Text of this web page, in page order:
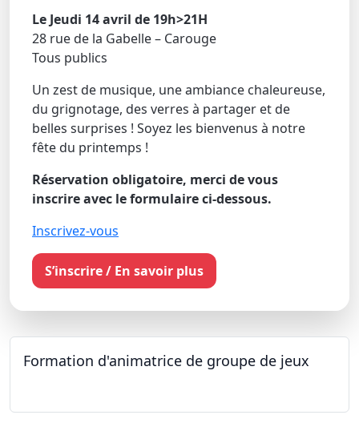
Le Jeudi 14 avril de 19h>21H
28 rue de la Gabelle – Carouge
Tous publics
Un zest de musique, une ambiance chaleureuse,
du grignotage, des verres à partager et de
belles surprises ! Soyez les bienvenus à notre
fête du printemps !
Réservation obligatoire, merci de vous
inscrire avec le formulaire ci-dessous.
Inscrivez-vous
S’inscrire / En savoir plus
Formation d'animatrice de groupe de jeux